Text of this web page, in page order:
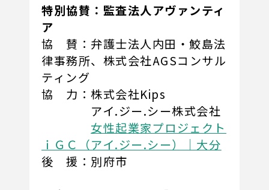
特別協賛：監査法人アヴァンティ
ア
協 賛：弁護士法人内田・鮫島法
律事務所、株式会社AGSコンサル
ティング
協 力：株式会社Kips
アイ.ジー.シー株式会社
女性起業家プロジェクト
ｉＧＣ（アイ.ジー.シー）｜大分
後 援：別府市